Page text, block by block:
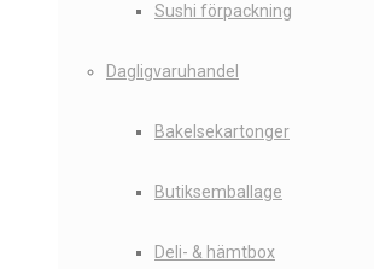
Sushi förpackning
Dagligvaruhandel
Bakelsekartonger
Butiksemballage
Deli- & hämtbox